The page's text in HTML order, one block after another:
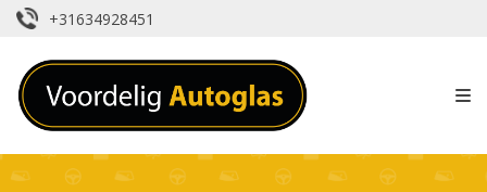
+31634928451